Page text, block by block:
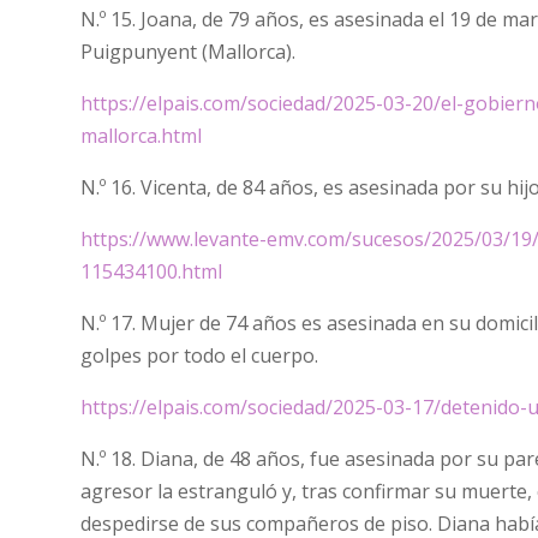
N.º 15. Joana, de 79 años, es asesinada el 19 de
Puigpunyent (Mallorca).
https://elpais.com/sociedad/2025-03-20/el-
mallorca.html
N.º 16. Vicenta, de 84 años, es asesinada por su
https://www.levante-emv.com/sucesos/2025/03/
115434100.html
N.º 17. Mujer de 74 años es asesinada en su
golpes por todo el cuerpo.
https://elpais.com/sociedad/2025-03-17/
N.º 18. Diana, de 48 años, fue asesinada por su
agresor la estranguló y, tras confirmar su
despedirse de sus compañeros de piso. Diana